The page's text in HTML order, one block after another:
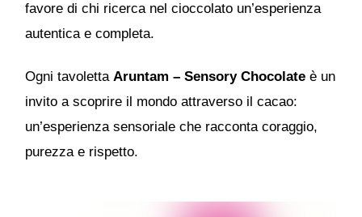
favore di chi ricerca nel cioccolato un’esperienza
autentica e completa.
Ogni tavolettaAruntam – Sensory Chocolate è un
invito a scoprire il mondo attraverso il cacao:
un’esperienza sensoriale che racconta coraggio,
purezza e rispetto.